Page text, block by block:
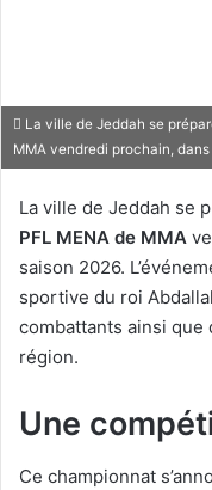
La ville de Jeddah se
MMA vendredi prochain,
La ville de Jeddah se
PFL MENA de MMA
saison 2026.
sportive du roi
combattants ainsi
région.
Une
Ce championnat